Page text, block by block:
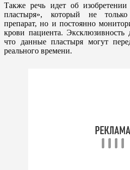
Также речь идет об изобретении
пластыря», который не
препарат, но и постоянно
крови пациента. Эксклюзивность
что данные пластыря могут
реального времени.